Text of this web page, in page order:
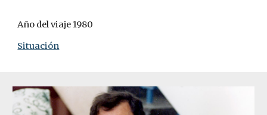
Año del viaje 1980
Situación